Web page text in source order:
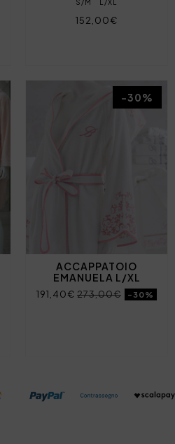
S/M L/XL
152,00€
ACCAPPATOIO
EMANUELA L/XL
191,40€ 273,00€ -30%
-30%